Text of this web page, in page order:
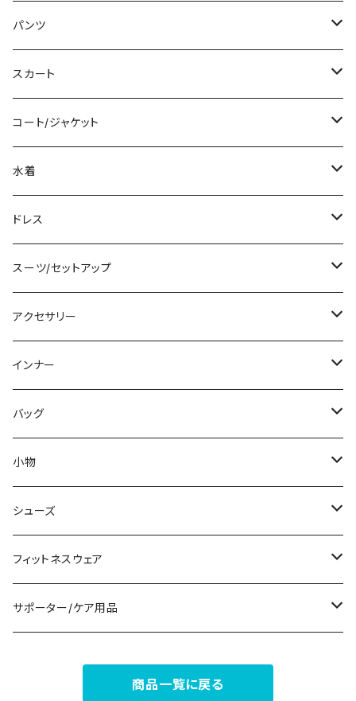
ミディアム/ミモレ
ロング/マキシ
袖付き
ノースリーブ
その他
チュニック
Tシャツ/カットソー
タンクトップ/キャミソール
シャツ/ブラウス
ベアトップ/チューブトップ
カーディガン/ボレロ
ニット/セーター
パーカー
スウェット/トレーナー
その他
パンツ
ショート丈
クロップド丈
ロング丈
デニム
レギンス
その他
オールインワン
スカート
ミニ/ショート
ミディアム/ミモレ
ロング
その他
コート/ジャケット
コート
ジャケット
その他
水着
タンキニ
バンドゥビキニ
ワンピース
ラッシュガード
その他
ドレス
ミニ/ショート
ミディアム/ミモレ
ロング/マキシ
袖付き
ノースリーブ
パンツドレス
ナイトドレス
その他
スーツ/セットアップ
パンツスーツ
スカートスーツ
その他
アクセサリー
ネックレス
ブレスレット
ピアス
コサージュ
リング
その他
インナー
ブラ/ブラトップ/ベアトップ
ショーツ
タンクトップ/キャミソール
半袖/5分
7分/長袖
バッグ
サブバッグ
クラッチバッグ
トートバッグ
ショルダーバッグ
小物
マフラー/スカーフ/ストール
財布
アクセサリーケース
シューズ
スニーカー
ブーツ
フィットネスウェア
セット販売
サポーター/ケア用品
商品一覧に戻る